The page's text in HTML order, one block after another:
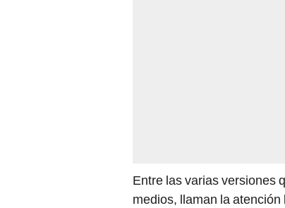
Entre las varias versiones
medios, llaman la